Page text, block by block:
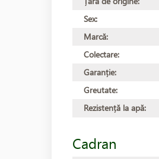
Sex:
Marcă:
Colectare:
Garanție:
Greutate:
Rezistență la apă:
Cadran